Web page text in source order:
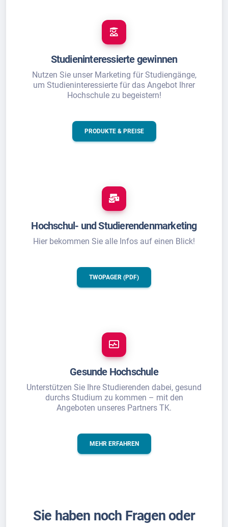
Studieninteressierte gewinnen
Nutzen Sie unser Marketing für Studiengänge,
um Studieninteressierte für das Angebot Ihrer
Hochschule zu begeistern!
PRODUKTE & PREISE
Hochschul- und Studierendenmarketing
Hier bekommen Sie alle Infos auf einen Blick!
TWOPAGER (PDF)
Gesunde Hochschule
Unterstützen Sie Ihre Studierenden dabei, gesund
durchs Studium zu kommen – mit den
Angeboten unseres Partners TK.
MEHR ERFAHREN
Sie haben noch Fragen oder